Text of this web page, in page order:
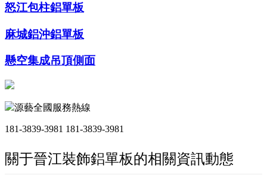
怒江包柱鋁單板
麻城鋁沖鋁單板
懸空集成吊頂側面
源藝全國服務熱線
181-3839-3981 181-3839-3981
關于晉江裝飾鋁單板的相關資訊動態